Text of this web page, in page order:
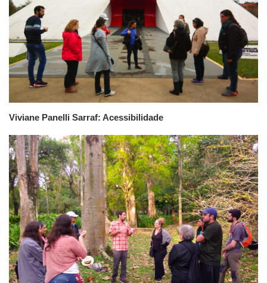
Viviane Panelli Sarraf: Acessibilidade